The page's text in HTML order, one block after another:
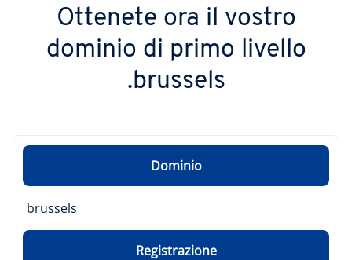
Ottenete ora il vostro
dominio di primo livello
.brussels
Dominio
brussels
Registrazione